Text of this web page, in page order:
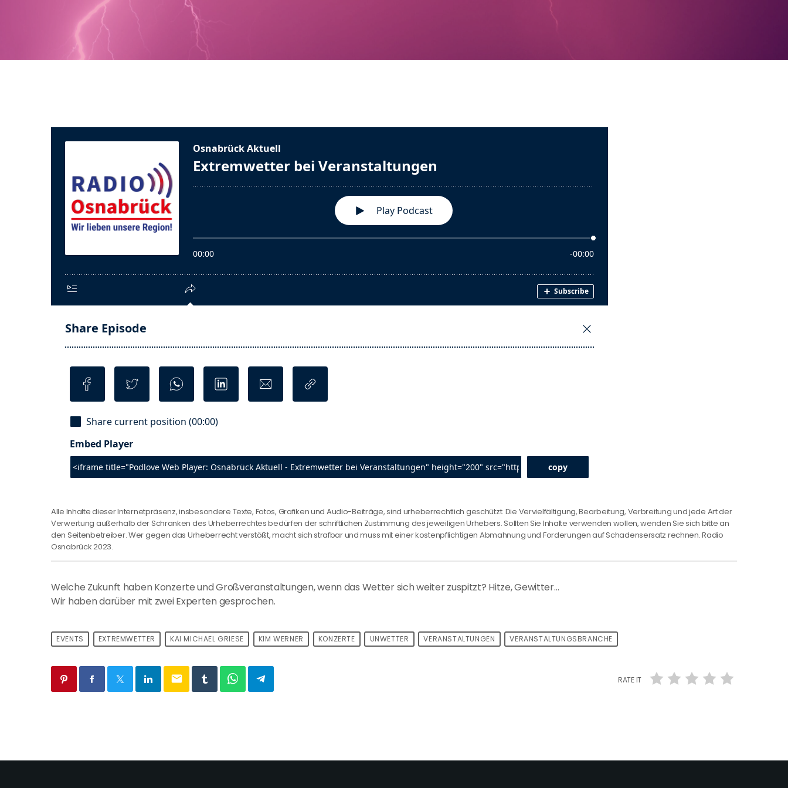
Alle Inhalte dieser Internetpräsenz, insbesondere Texte, Fotos, Grafiken und Audio-Beiträge, sind urheberrechtlich geschützt. Die Vervielfältigung, Bearbeitung, Verbreitung und jede Art der
Verwertung außerhalb der Schranken des Urheberrechtes bedürfen der schriftlichen Zustimmung des jeweiligen Urhebers. Sollten Sie Inhalte verwenden wollen, wenden Sie sich bitte an
den Seitenbetreiber. Wer gegen das Urheberrecht verstößt, macht sich strafbar und muss mit einer kostenpflichtigen Abmahnung und Forderungen auf Schadensersatz rechnen. Radio
Osnabrück 2023.
Welche Zukunft haben Konzerte und Großveranstaltungen, wenn das Wetter sich weiter zuspitzt? Hitze, Gewitter…
Wir haben darüber mit zwei Experten gesprochen.
EVENTS EXTREMWETTER KAI MICHAEL GRIESE KIM WERNER KONZERTE UNWETTER VERANSTALTUNGEN VERANSTALTUNGSBRANCHE
email RATE IT